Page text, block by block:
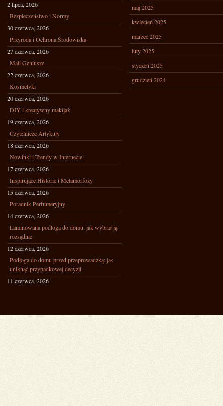
2 lipca, 2026
Bezpieczeństwo i Normy
30 czerwca, 2026
Przyroda i Ochrona Środowiska
27 czerwca, 2026
Mali Geniusze
22 czerwca, 2026
Kosmetyki
20 czerwca, 2026
DIY i kreatywny makijaż
19 czerwca, 2026
Czytelnicze Artykuły
18 czerwca, 2026
Nowinki i Trendy w Internecie
17 czerwca, 2026
Inspirujące Historie i Metamorfozy
15 czerwca, 2026
Poradnik Perfumeryjny
14 czerwca, 2026
Laminowana podłoga do domu: jak wybrać ją
rozsądnie
12 czerwca, 2026
Podłoga do domu przed przeprowadzką: jak
uniknąć przypadkowej decyzji
11 czerwca, 2026
maj 2025
kwiecień 2025
marzec 2025
luty 2025
styczeń 2025
grudzień 2024